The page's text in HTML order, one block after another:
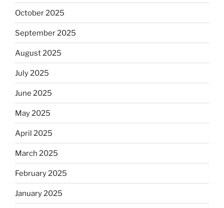
October 2025
September 2025
August 2025
July 2025
June 2025
May 2025
April 2025
March 2025
February 2025
January 2025